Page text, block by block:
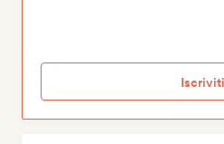
Iscriviti